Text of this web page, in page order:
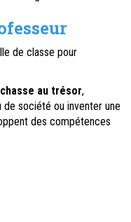
de classe pour
chasse au trésor,
société ou inventer une
des compétences